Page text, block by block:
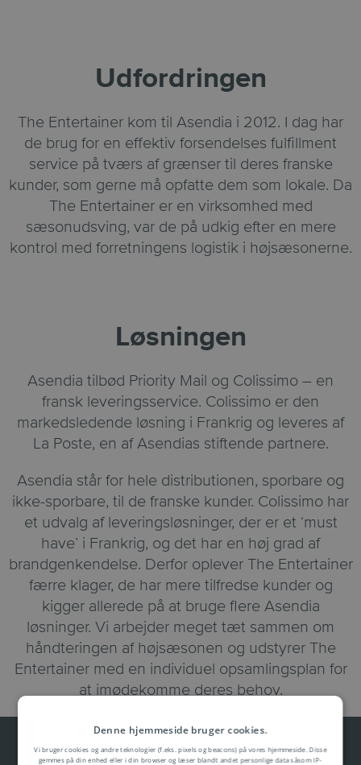
Udfordringen
The Entertainer kom til Asendia i 2012. I dag har
de brug for en effektiv forsendelses fulfillment
service på tværs af grænser til deres franske
kunder, som gerne må opfatte dem som lokale. Da
The Entertainer er en virksomhed med
sæsonudsving, var de på udkig efter en mere
kontrol med forretningens logistik i højsæsonerne.
Løsningen
Asendia tilbød Priority Mail og Colissimo – en
fransk leveringsservice. Colissimo er den
markedsledende løsning i Frankrig og leveres af
La Poste, en af Asendias stiftende partnere.
Asendia står for hele distributionen, sporbare og
ikke-sporbare, til de franske kunder. Colissimo har
et udvalg af leveringsløsninger, der er et ‘must
have’ i Frankrig, og det har en høj grad af
brandgenkendelse. Derfor oplever The Entertainer
færre klager, de har mere tilfredse kunder og
kigger allerede på at bruge flere Asendia
løsninger. Vi arbejder meget tæt sammen om
håndteringen af højsæsonen og udstyrer The
Entertainer med en individuel opsamlingsplan for
at imødekomme deres behov.
Denne hjemmeside bruger cookies.
Vi bruger cookies og andre teknologier (f.eks. pixels og beacons) på vores hjemmeside. Disse
gemmes på din enhed eller i din browser og læser blandt andet personlige data såsom IP-